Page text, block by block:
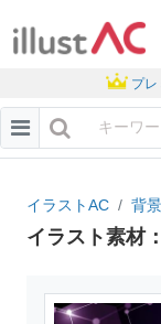
プ
イラストAC 背
イラスト素材